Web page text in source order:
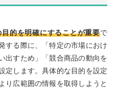
的を明確にすることが重要で
する際に、「特定の市場におけ
出すため」「競合商品の動向を
定します。具体的な目的を設定
り広範囲の情報を取得しようと